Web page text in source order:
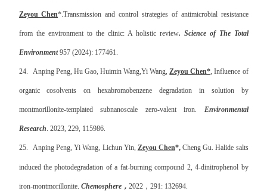
Zeyou Chen*.Transmission and control strategies of antimicrobial resistance
from the environment to the clinic: A holistic review. Science of The Total
Environment957 (2024): 177461.
24. Anping Peng, Hu Gao, Huimin Wang,Yi Wang,Zeyou Chen*, Influence of
organic cosolvents on hexabromobenzene degradation in solution by
montmorillonite-templated subnanoscale zero-valent iron. Environmental
Research. 2023, 229, 115986.
25. Anping Peng, Yi Wang, Lichun Yin, Zeyou Chen*,Cheng Gu.Halide salts
induced the photodegradation of a fat-burning compound 2, 4-dinitrophenol by
iron-montmorillonite. Chemosphere， 2022， 291: 132694.